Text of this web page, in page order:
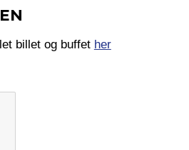
billet og buffet her